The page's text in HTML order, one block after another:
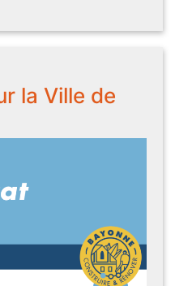
la Ville de